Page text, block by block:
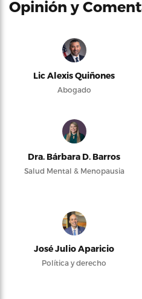
Opinión y
Lic Alexis Quiñones
Abogado
Dra. Bárbara D. Barros
Salud Mental & Menopausia
José Julio Aparicio
Política y derecho